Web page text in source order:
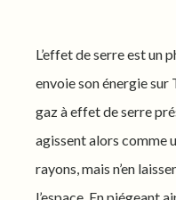
L’effet de serre est un
envoie son énergie sur
gaz à effet de serre
agissent alors comme
rayons, mais n’en